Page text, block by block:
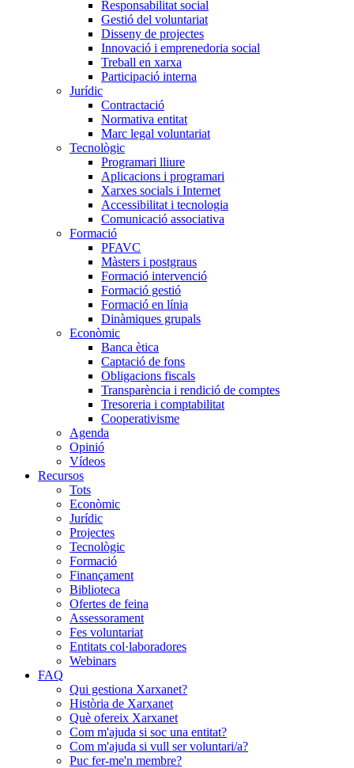
Responsabilitat social
Gestió del voluntariat
Disseny de projectes
Innovació i emprenedoria social
Treball en xarxa
Participació interna
Jurídic
Contractació
Normativa entitat
Marc legal voluntariat
Tecnològic
Programari lliure
Aplicacions i programari
Xarxes socials i Internet
Accessibilitat i tecnologia
Comunicació associativa
Formació
PFAVC
Màsters i postgraus
Formació intervenció
Formació gestió
Formació en línia
Dinàmiques grupals
Econòmic
Banca ètica
Captació de fons
Obligacions fiscals
Transparència i rendició de comptes
Tresoreria i comptabilitat
Cooperativisme
Agenda
Opinió
Vídeos
Recursos
Tots
Econòmic
Jurídic
Projectes
Tecnològic
Formació
Finançament
Biblioteca
Ofertes de feina
Assessorament
Fes voluntariat
Entitats col·laboradores
Webinars
FAQ
Qui gestiona Xarxanet?
Història de Xarxanet
Què ofereix Xarxanet
Com m'ajuda si soc una entitat?
Com m'ajuda si vull ser voluntari/a?
Puc fer-me'n membre?